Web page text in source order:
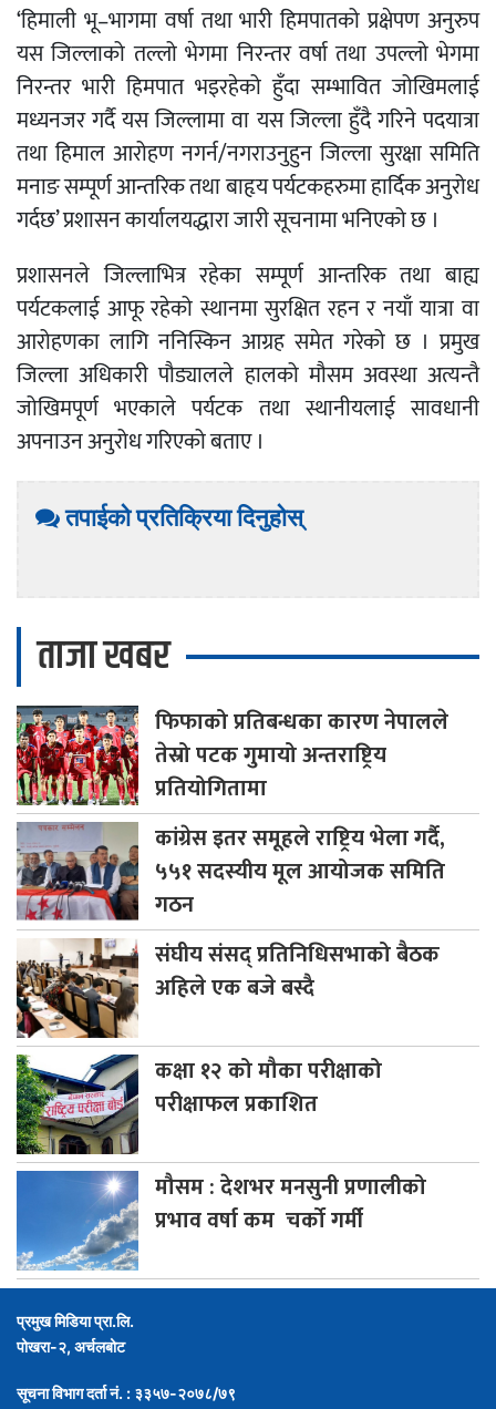
‘हिमाली भू–भागमा वर्षा तथा भारी हिमपातको प्रक्षेपण अनुरुप
यस जिल्लाको तल्लो भेगमा निरन्तर वर्षा तथा उपल्लो भेगमा
निरन्तर भारी हिमपात भइरहेको हुँदा सम्भावित जोखिमलाई
मध्यनजर गर्दै यस जिल्लामा वा यस जिल्ला हुँदै गरिने पदयात्रा
तथा हिमाल आरोहण नगर्न/नगराउनुहुन जिल्ला सुरक्षा समिति
मनाङ सम्पूर्ण आन्तरिक तथा बाहृय पर्यटकहरुमा हार्दिक अनुरोध
गर्दछ’ प्रशासन कार्यालयद्धारा जारी सूचनामा भनिएको छ ।
प्रशासनले जिल्लाभित्र रहेका सम्पूर्ण आन्तरिक तथा बाह्य
पर्यटकलाई आफू रहेको स्थानमा सुरक्षित रहन र नयाँ यात्रा वा
आरोहणका लागि ननिस्किन आग्रह समेत गरेको छ । प्रमुख
जिल्ला अधिकारी पौड्यालले हालको मौसम अवस्था अत्यन्तै
जोखिमपूर्ण भएकाले पर्यटक तथा स्थानीयलाई सावधानी
अपनाउन अनुरोध गरिएको बताए ।
तपाईको प्रतिक्रिया दिनुहोस्
ताजा खबर
फिफाकोप्रतिबन्धका कारण नेपालले
तेस्रो पटक गुमायो अन्तराष्ट्रिय
प्रतियोगितामा
कांग्रेसइतर समूहले राष्ट्रिय भेला गर्दै,
५५१ सदस्यीय मूल आयोजक समिति
गठन
संघीयसंसद् प्रतिनिधिसभाको बैठक
अहिले एक बजे बस्दै
कक्षा१२ को मौका परीक्षाको
परीक्षाफल प्रकाशित
मौसम: देशभर मनसुनी प्रणालीको
प्रभाव वर्षा कम चर्को गर्मी
प्रमुख मिडिया प्रा.लि.
पोखरा-२, अर्चलबोट
सूचना विभाग दर्ता नं. : ३३५७-२०७८/७९